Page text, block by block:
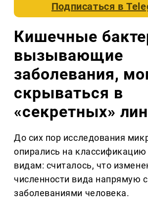
Подписаться в
Кишечные
вызывающие
заболевания,
скрываться в
«секретных»
До сих пор исследования
опирались на классификацию
видам: считалось, что
численности вида напрямую
заболеваниями человека.